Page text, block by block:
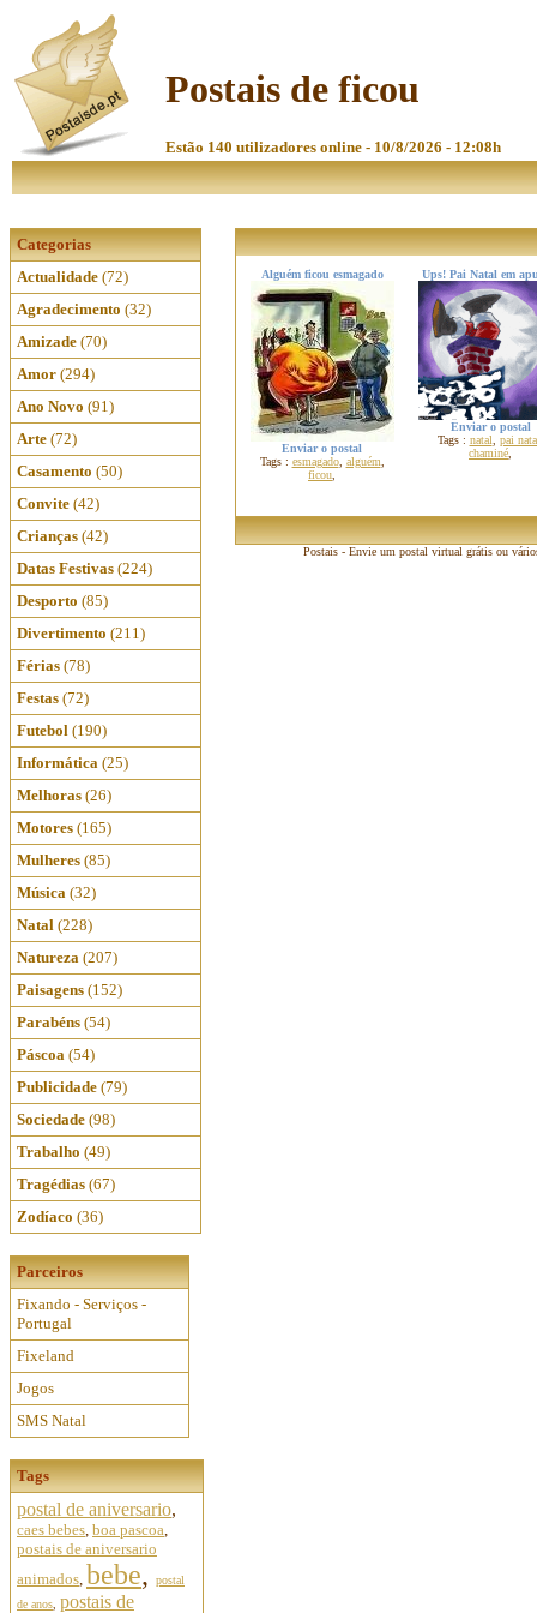
Postais de ficou
Estão 140 utilizadores online - 10/8/2026 - 12:08h
Categorias
Actualidade (72)
Agradecimento (32)
Amizade (70)
Amor (294)
Ano Novo (91)
Arte (72)
Casamento (50)
Convite (42)
Crianças (42)
Datas Festivas (224)
Desporto (85)
Divertimento (211)
Férias (78)
Festas (72)
Futebol (190)
Informática (25)
Melhoras (26)
Motores (165)
Mulheres (85)
Música (32)
Natal (228)
Natureza (207)
Paisagens (152)
Parabéns (54)
Páscoa (54)
Publicidade (79)
Sociedade (98)
Trabalho (49)
Tragédias (67)
Zodíaco (36)
Parceiros
Fixando - Serviços -
Portugal
Fixeland
Jogos
SMS Natal
Tags
postal de aniversario,
caes bebes, boa pascoa,
postais de aniversario
animados, bebe,
postal
de anos postais de
Alguém ficou esmagado
Enviar o postal
Tags : esmagado, alguém
ficou
Ups! Pai Natal em
Enviar o postal
Tags : natal
pai
chaminé
Postais - Envie um postal virtual grátis ou